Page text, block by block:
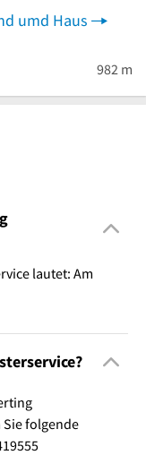
umd Haus
982 m
lautet: Am
folgende